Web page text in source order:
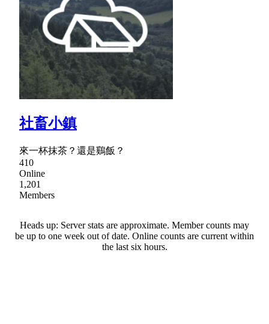
社畜小鎮
來一杯抹茶？還是鷄飯？
410
Online
1,201
Members
Heads up: Server stats are approximate. Member counts may
be up to one week out of date. Online counts are current within
the last six hours.